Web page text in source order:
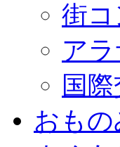
街コ
ア
国
おも